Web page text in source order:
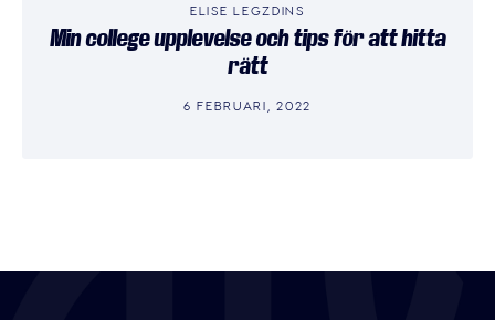
ELISE LEGZDINS
Min college upplevelse och tips för att hitta
rätt
6 FEBRUARI, 2022